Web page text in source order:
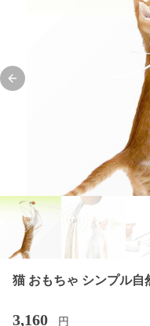
Previous slide
猫 おもちゃ シンプル自
3,160 円